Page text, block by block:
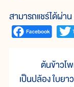
สามารถแชร์ได้ผ่า
ต้นข้าวโพด
เป็นปล้อง ใบย